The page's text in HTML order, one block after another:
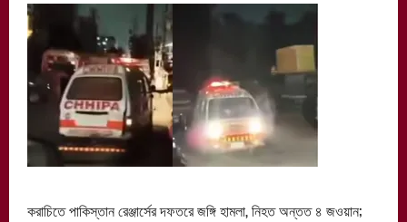
করাচিতে পাকিস্তান রেঞ্জার্সের দফতরে জঙ্গি হামলা, নিহত অন্তত ৪ জওয়ান;